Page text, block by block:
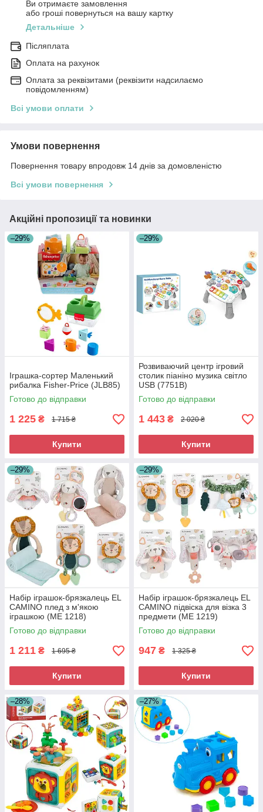
Ви отримаєте замовлення
або гроші повернуться на вашу картку
Детальніше
Післяплата
Оплата на рахунок
Оплата за реквізитами (реквізити надсилаємо
повідомленням)
Всі умови оплати
Умови повернення
Повернення товару впродовж 14 днів за домовленістю
Всі умови повернення
Акційні пропозиції та новинки
–29%
Іграшка-сортер Маленький
рибалка Fisher-Price (JLB85)
Готово до відправки
1 225 ₴ 1 715 ₴
Купити
–29%
Розвиваючий центр ігровий
столик піаніно музика світло
USB (7751B)
Готово до відправки
1 443 ₴ 2 020 ₴
Купити
–29%
Набір іграшок-брязкалець EL
CAMINO плед з м'якою
іграшкою (ME 1218)
Готово до відправки
1 211 ₴ 1 695 ₴
Купити
–29%
Набір іграшок-брязкалець EL
CAMINO підвіска для візка 3
предмети (ME 1219)
Готово до відправки
947 ₴ 1 325 ₴
Купити
–28% –27%